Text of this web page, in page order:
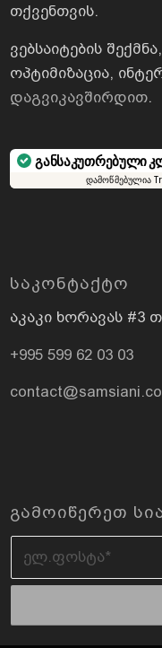
თქვენთვის.
ვებსაიტების
ოპტიმიზაცია,
დაგვიკავშირდით.
განსაკუთრებული
დამოწმებულია
ᲡᲐᲙᲝᲜᲢᲐᲥᲢᲝ
აკაკი ხორავას #3
+995 599 62 03 03
ᲒᲐᲛᲝᲘᲬᲔᲠᲔᲗ